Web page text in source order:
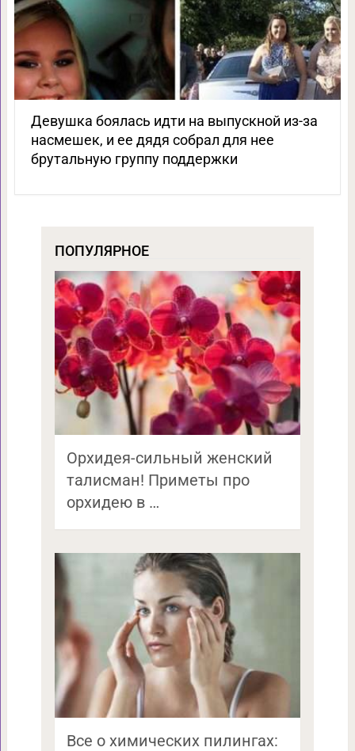
Девушка боялась идти на выпускной из-за
насмешек, и ее дядя собрал для нее
брутальную группу поддержки
ПОПУЛЯРНОЕ
Орхидея-сильный женский
талисман! Приметы про
орхидею в …
Все о химических пилингах: